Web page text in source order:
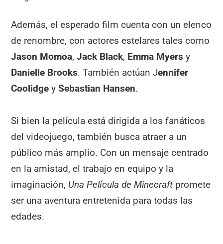
Además, el esperado film cuenta con un elenco
de renombre, con actores estelares tales como
Jason Momoa,Jack Black, Emma Myers y
Danielle Brooks. También actúan Jennifer
Coolidge ySebastian Hansen.
Si bien la película está dirigida a los fanáticos
del videojuego, también busca atraer a un
público más amplio. Con un mensaje centrado
en la amistad, el trabajo en equipo y la
imaginación, Una Película de Minecraft promete
ser una aventura entretenida para todas las
edades.